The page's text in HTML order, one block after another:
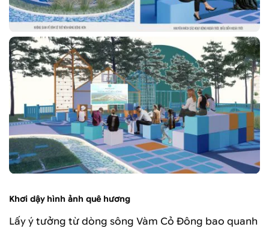
Khơi dậy hình ảnh quê hương
Lấy ý tưởng từ dòng sông Vàm Cỏ Đông bao quanh